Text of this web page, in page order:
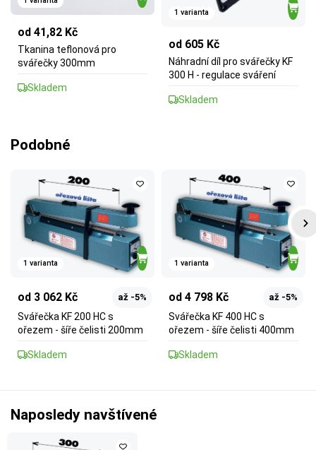
od 41,82 Kč
Tkanina teflonová pro
svářečky 300mm
Skladem
1 varianta
od 605 Kč
Náhradní díl pro svářečky KF
300 H - regulace sváření
Skladem
Podobné
1 varianta
od 3 062 Kč až -5%
Svářečka KF 200 HC s
ořezem - šíře čelisti 200mm
Skladem
1 varianta
od 4 798 Kč až -5%
Svářečka KF 400 HC s
ořezem - šíře čelisti 400mm
Skladem
Naposledy navštívené